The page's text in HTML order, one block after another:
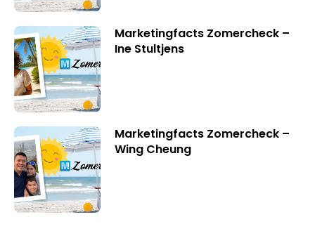
Marketingfacts Zomercheck –
Ine Stultjens
Marketingfacts Zomercheck –
Wing Cheung